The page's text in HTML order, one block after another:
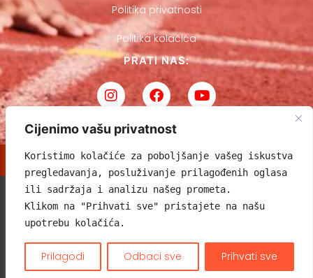
Cijenimo vašu privatnost
pregledavanja, posluživanje prilagođenih oglasa
ili sadržaja i analizu našeg prometa.
Klikom na "Prihvati sve" pristajete na našu
upotrebu kolačića.
Prilagodi Odbaci sve Prihvati sve
Politika privatnosti
Politika kolačića
PRATI NAS:
Atletski klub Sloboda Varaždin, Ognjena Price 34, 42000 Varaždin
OIB 52245951625 – IBAN HR8423600001101741348
Copyright 2023 © Atletski klub Sloboda Varaždin
Sva prava pridržana